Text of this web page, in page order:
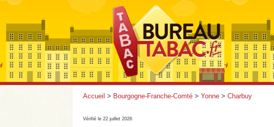
Accueil > Bourgogne-Franche-Comté > Yonne > Charbuy
Vérifié le 22 juillet 2026